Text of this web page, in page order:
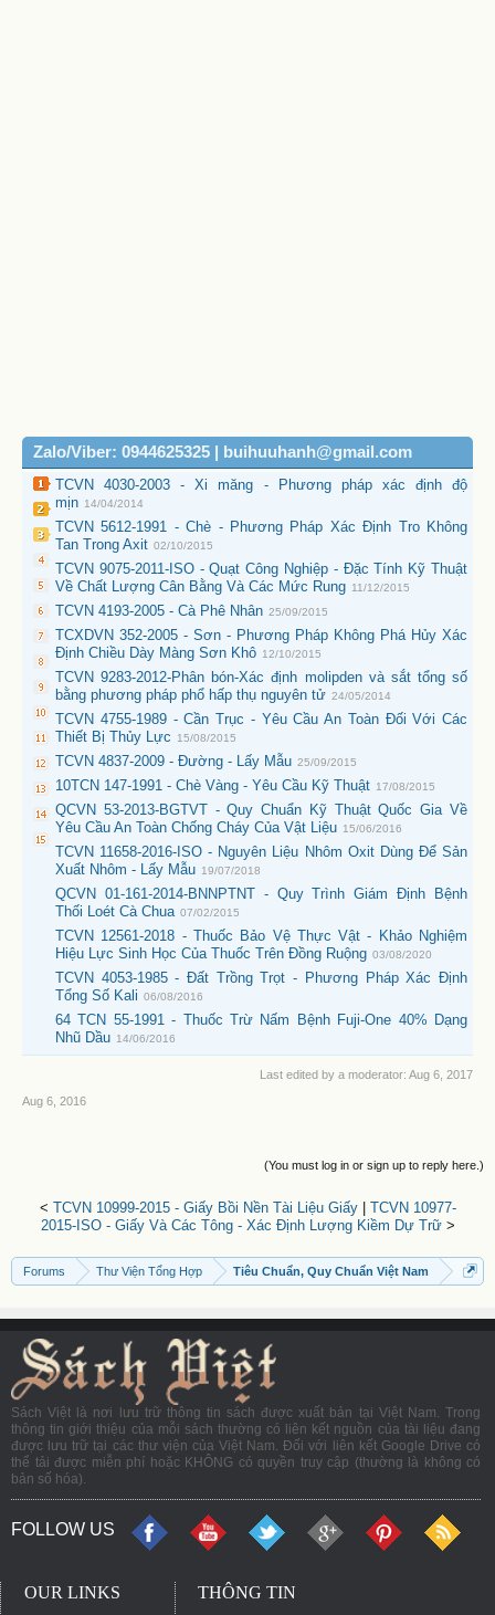
Zalo/Viber: 0944625325 | buihuuhanh@gmail.com
TCVN 4030-2003 - Xi măng - Phương pháp xác định độ
mịn 14/04/2014
TCVN 5612-1991 - Chè - Phương Pháp Xác Định Tro Không
Tan Trong Axit 02/10/2015
TCVN 9075-2011-ISO - Quạt Công Nghiệp - Đặc Tính Kỹ Thuật
Về Chất Lượng Cân Bằng Và Các Mức Rung 11/12/2015
TCVN 4193-2005 - Cà Phê Nhân 25/09/2015
TCXDVN 352-2005 - Sơn - Phương Pháp Không Phá Hủy Xác
Định Chiều Dày Màng Sơn Khô 12/10/2015
TCVN 9283-2012-Phân bón-Xác định molipden và sắt tổng số
bằng phương pháp phổ hấp thụ nguyên tử 24/05/2014
TCVN 4755-1989 - Cần Trục - Yêu Cầu An Toàn Đối Với Các
Thiết Bị Thủy Lực
15/08/2015
TCVN 4837-2009 - Đường - Lấy Mẫu 25/09/2015
10TCN 147-1991 - Chè Vàng - Yêu Cầu Kỹ Thuật 17/08/2015
QCVN 53-2013-BGTVT - Quy Chuẩn Kỹ Thuật Quốc Gia Về
Yêu Cầu An Toàn Chống Cháy Của Vật Liệu 15/06/2016
TCVN 11658-2016-ISO - Nguyên Liệu Nhôm Oxit Dùng Để Sản
Xuất Nhôm - Lấy Mẫu 19/07/2018
QCVN 01-161-2014-BNNPTNT - Quy Trình Giám Định Bệnh
Thối Loét Cà Chua 07/02/2015
TCVN 12561-2018 - Thuốc Bảo Vệ Thực Vật - Khảo Nghiệm
Hiệu Lực Sinh Học Của Thuốc Trên Đồng Ruộng 03/08/2020
TCVN 4053-1985 - Đất Trồng Trọt - Phương Pháp Xác Định
Tổng Số Kali 06/08/2016
64 TCN 55-1991 - Thuốc Trừ Nấm Bệnh Fuji-One 40% Dạng
Nhũ Dầu 14/06/2016
Last edited by a moderator: Aug 6, 2017
Aug 6, 2016
(You must log in or sign up to reply here.)
< TCVN 10999-2015 - Giấy Bồi Nền Tài Liệu Giấy| TCVN 10977-
2015-ISO - Giấy Và Các Tông - Xác Định Lượng Kiềm Dự Trữ>
Forums Thư Viện Tổng Hợp Tiêu Chuẩn, Quy Chuẩn Việt Nam
Sách Việt là nơi lưu trữ thông tin sách được xuất bản tại Việt Nam. Trong
thông tin giới thiệu của mỗi sách thường có liên kết nguồn của tài liệu đang
được lưu trữ tại các thư viện của Việt Nam. Đối với liên kết Google Drive có
thể tải được miễn phí hoặc KHÔNG có quyền truy cập (thường là không có
bản số hóa).
FOLLOW US
OUR LINKS THÔNG TIN